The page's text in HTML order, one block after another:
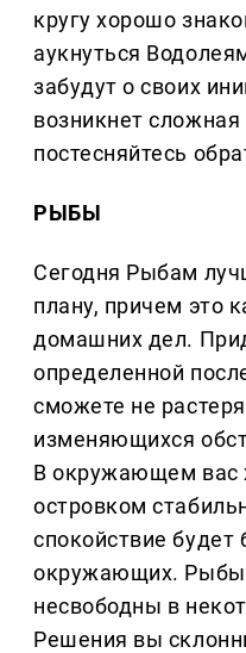
кругу хорошо
аукнуться
забудут о своих
возникнет сложная
постесняйтесь
РЫБЫ
Сегодня Рыбам
плану, причем это
домашних дел.
определенной
сможете не
изменяющихся
В окружающем вас
островком
спокойствие будет
окружающих. Рыбы
несвободны в
Решения вы